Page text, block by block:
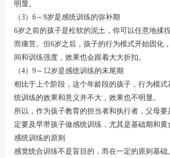
明显。
（3）6～9岁是感统训练的弥补期
6岁之前的孩子是松软的泥土，你可以任意地揉
而痛苦。但6岁之后，孩子的行为模式开始固化
间和训练强度，效果也会跟着大大折扣。
（4）9～12岁是感统训练的末尾期
相比于上个阶段，这个年龄段的孩子，行为模
统训练的效果和意义并不大，效果也不明显。
所以，作为孩子教育的担当者和执行者，父母
定要及早带孩子做感统训练，尤其是基础期和黄
感统训练的原则
感觉统合训练不是盲目的，而在一定的原则基